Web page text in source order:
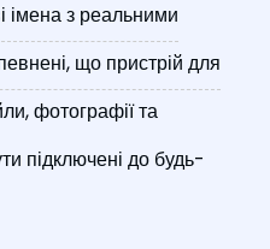
імена з реальними
що пристрій для
фотографії та
підключені до будь-